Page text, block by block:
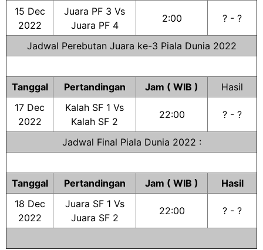
15 Dec
2022
Juara PF 3 Vs
Juara PF 4
2:00 ? - ?
Jadwal Perebutan Juara ke-3 Piala Dunia 2022
Tanggal Pertandingan Jam ( WIB )
Hasil
17 Dec
2022
Kalah SF 1 Vs
Kalah SF 2
22:00 ? - ?
Jadwal Final Piala Dunia 2022 :
Tanggal Pertandingan Jam ( WIB )
Hasil
18 Dec
2022
Juara SF 1 Vs
Juara SF 2
22:00 ? - ?